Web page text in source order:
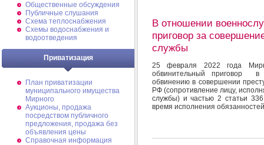
Общественные обсуждения
Публичные слушания
Схема теплоснабжения
Схемы водоснабжения и
водоотведения
Приватизация
План приватизации
муниципального имущества
Мирного
Аукционы, продажа
посредством публичного
предложения, продажа без
объявления цены
Справочная информация
В отношении
приговор за
службы
25 февраля 2022 года
обвинительный приговор в
обвинению в совершении
РФ (сопротивление лицу,
службы) и частью 2 статьи
время исполнения